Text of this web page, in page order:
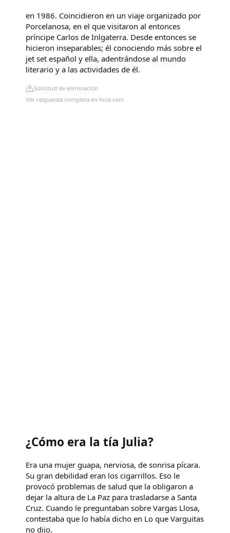
en 1986. Coincidieron en un viaje organizado por
Porcelanosa, en el que visitaron al entonces
príncipe Carlos de Inlgaterra. Desde entonces se
hicieron inseparables; él conociendo más sobre el
jet set español y ella, adentrándose al mundo
literario y a las actividades de él.
Solicitud de eliminación
Ver respuesta completa en hola.com
¿Cómo era la tía Julia?
Era una mujer guapa, nerviosa, de sonrisa pícara.
Su gran debilidad eran los cigarrillos. Eso le
provocó problemas de salud que la obligaron a
dejar la altura de La Paz para trasladarse a Santa
Cruz. Cuando le preguntaban sobre Vargas Llosa,
contestaba que lo había dicho en Lo que Varguitas
no dijo.